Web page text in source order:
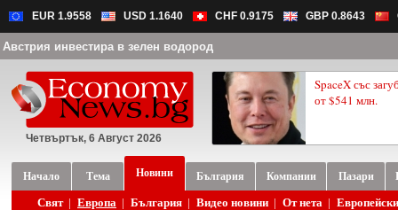
EUR 1.9558 USD 1.1640 CHF 0.9175 GBP 0.8643
Австрия инвестира в зелен водород
Четвъртък, 6 Август 2026
SpaceX със
от $541 млн.
Начало Тема Новини България Компании Пазари
Свят | Европа | България | Видео новини | От нета |